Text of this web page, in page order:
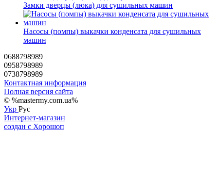
Замки дверцы (люка) для сушильных машин
Насосы (помпы) выкачки конденсата для сушильных
машин
0688798989
0958798989
0738798989
Контактная информация
Полная версия сайта
© %mastermy.com.ua%
Укр Рус
Интернет-магазин
создан с Хорошоп